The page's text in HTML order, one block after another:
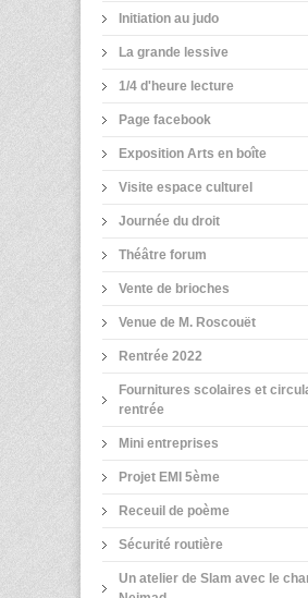
Initiation au judo
La grande lessive
1/4 d'heure lecture
Page facebook
Exposition Arts en boîte
Visite espace culturel
Journée du droit
Théâtre forum
Vente de brioches
Venue de M. Roscouët
Rentrée 2022
Fournitures scolaires et
rentrée
Mini entreprises
Projet EMI 5ème
Receuil de poème
Sécurité routière
Un atelier de Slam avec le